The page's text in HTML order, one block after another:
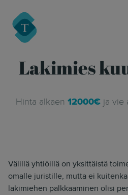
Turre Legal
Lakimies
Hinta alkaen 12000€ ja vie
Välillä yhtiöillä on yksittäistä
omalle juristille, mutta ei
lakimiehen palkkaaminen olisi